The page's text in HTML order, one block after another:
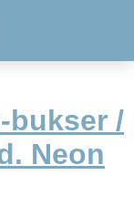
bukser /
Neon